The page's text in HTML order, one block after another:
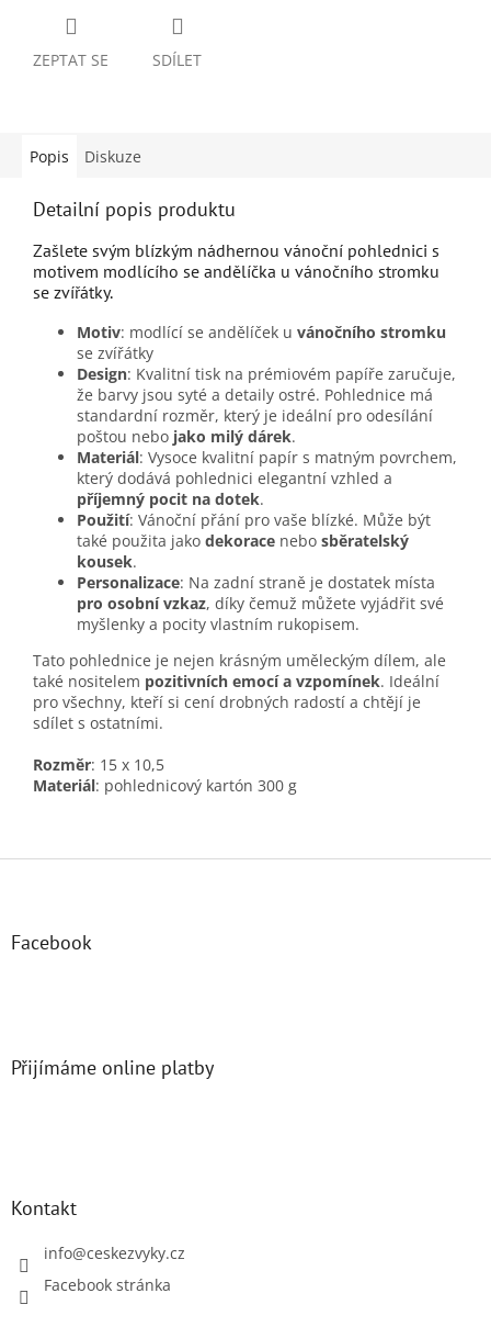
ZEPTAT SE SDÍLET
Popis Diskuze
Detailní popis produktu
Zašlete svým blízkým nádhernou vánoční pohlednici s
motivem modlícího se andělíčka u vánočního stromku
se zvířátky.
Motiv: modlící se andělíček u vánočního stromku
se zvířátky
Design: Kvalitní tisk na prémiovém papíře zaručuje,
že barvy jsou syté a detaily ostré. Pohlednice má
standardní rozměr, který je ideální pro odesílání
poštou nebo jako milý dárek.
Materiál: Vysoce kvalitní papír s matným povrchem,
který dodává pohlednici elegantní vzhled a
příjemný pocit na dotek.
Použití: Vánoční přání pro vaše blízké. Může být
také použita jako dekorace nebo sběratelský
kousek.
Personalizace: Na zadní straně je dostatek místa
pro osobní vzkaz, díky čemuž můžete vyjádřit své
myšlenky a pocity vlastním rukopisem.
Tato pohlednice je nejen krásným uměleckým dílem, ale
také nositelem pozitivních emocí a vzpomínek. Ideální
pro všechny, kteří si cení drobných radostí a chtějí je
sdílet s ostatními.
Rozměr: 15 x 10,5
Materiál: pohlednicový kartón 300 g
Facebook
Přijímáme online platby
Kontakt
info@ceskezvyky.cz
Facebook stránka